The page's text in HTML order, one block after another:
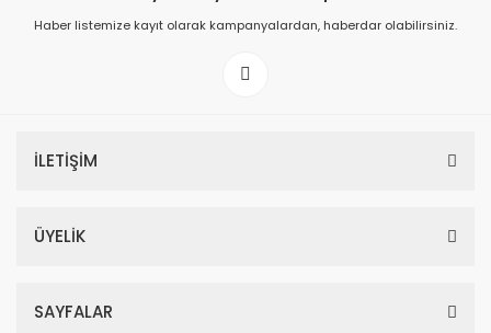
Haber listemize kayıt olarak kampanyalardan, haberdar olabilirsiniz.
İLETİŞİM
ÜYELİK
SAYFALAR